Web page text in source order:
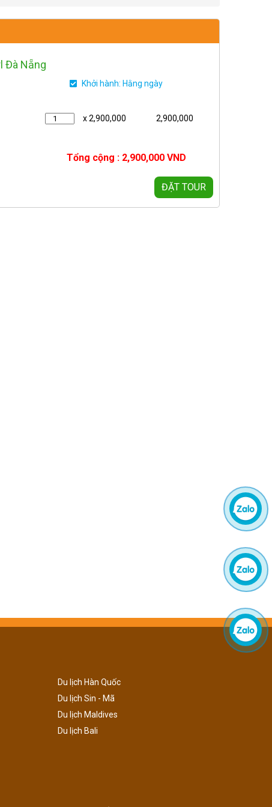
Đà Nẵng
Khởi hành: Hằng ngày
x 2,900,000 2,900,000
Tổng cộng : 2,900,000VND
ĐẶT TOUR
Du lịch Hàn Quốc
Du lịch Sin - Mã
Du lịch Maldives
Du lịch Bali